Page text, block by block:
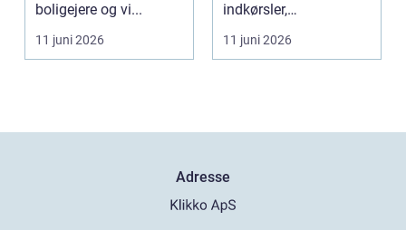
boligejere og vi...
11 juni 2026
indkørsler,
parkeringspladser og
stier...
11 juni 2026
Adresse